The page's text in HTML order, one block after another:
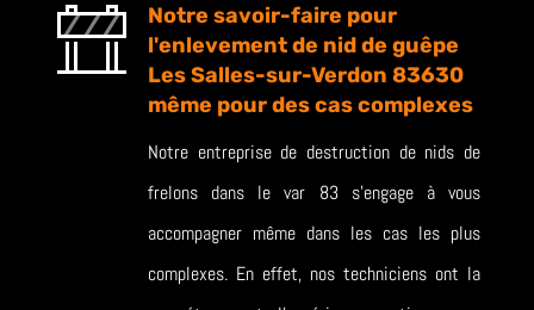
Notre savoir-faire pour
l'enlevement de nid de guêpe
Les Salles-sur-Verdon 83630
même pour des cas complexes
Notre entreprise de destruction de nids de
frelons dans le var 83 s’engage à vous
accompagner même dans les cas les plus
complexes. En effet, nos techniciens ont la